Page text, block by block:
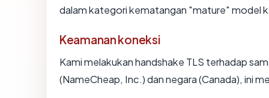
dalam kategori kematangan "mature" model
Keamanan koneksi
Kami melakukan handshake TLS terhadap
(NameCheap, Inc.) dan negara (Canada), ini